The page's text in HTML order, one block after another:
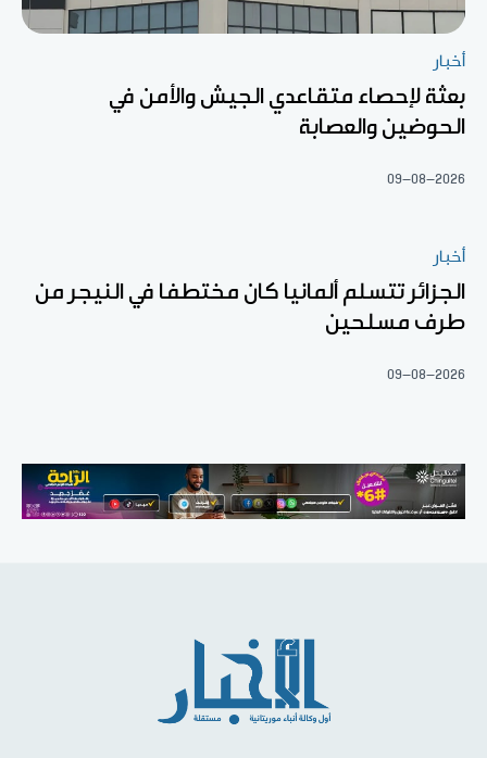
أخبار
بعثة لإحصاء متقاعدي الجيش والأمن في
الحوضين والعصابة
09-08-2026
أخبار
الجزائر تتسلم ألمانيا كان مختطفا في النيجر من
طرف مسلحين
09-08-2026